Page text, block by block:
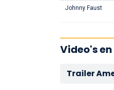
Johnny Faust
Video's
Trailer